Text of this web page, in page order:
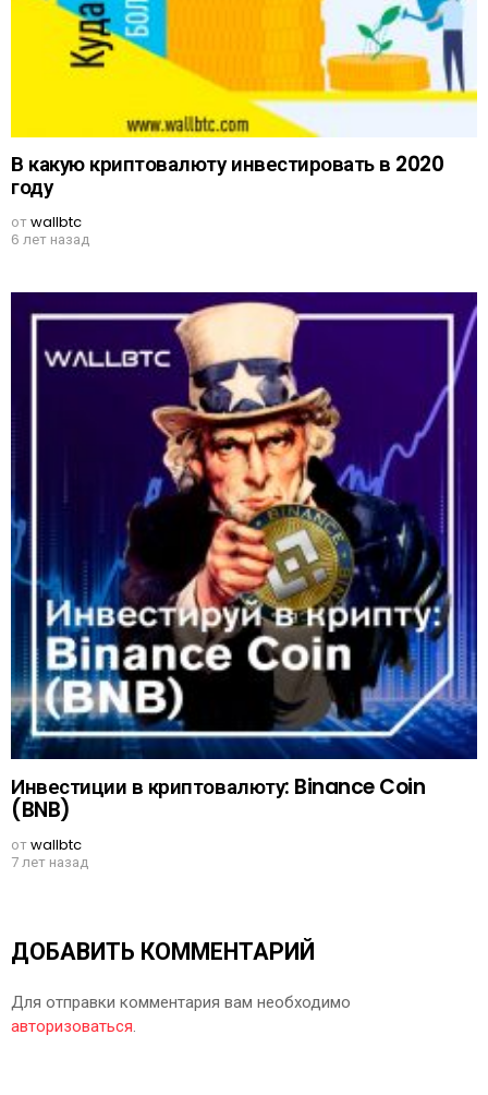
В какую криптовалюту инвестировать в 2020
году
отwallbtc
6 лет назад
Инвестиции в криптовалюту: Binance Coin
(BNB)
отwallbtc
7 лет назад
ДОБАВИТЬ КОММЕНТАРИЙ
Для отправки комментария вам необходимо
авторизоваться.